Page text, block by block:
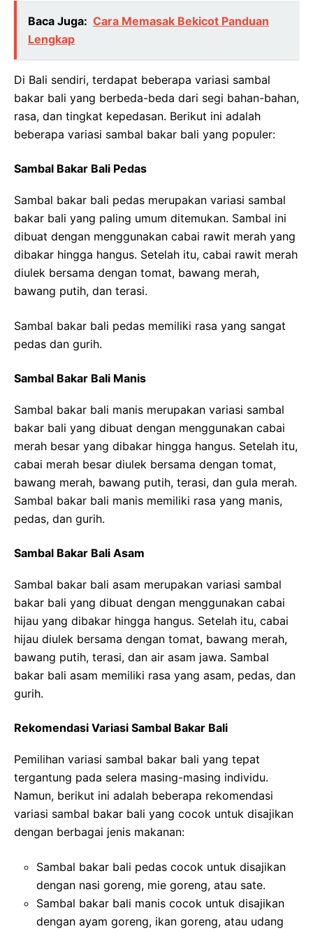
Baca Juga: Cara Memasak Bekicot Panduan
Lengkap
Di Bali sendiri, terdapat beberapa variasi sambal
bakar bali yang berbeda-beda dari segi bahan-bahan,
rasa, dan tingkat kepedasan. Berikut ini adalah
beberapa variasi sambal bakar bali yang populer:
Sambal Bakar Bali Pedas
Sambal bakar bali pedas merupakan variasi sambal
bakar bali yang paling umum ditemukan. Sambal ini
dibuat dengan menggunakan cabai rawit merah yang
dibakar hingga hangus. Setelah itu, cabai rawit merah
diulek bersama dengan tomat, bawang merah,
bawang putih, dan terasi.
Sambal bakar bali pedas memiliki rasa yang sangat
pedas dan gurih.
Sambal Bakar Bali Manis
Sambal bakar bali manis merupakan variasi sambal
bakar bali yang dibuat dengan menggunakan cabai
merah besar yang dibakar hingga hangus. Setelah itu,
cabai merah besar diulek bersama dengan tomat,
bawang merah, bawang putih, terasi, dan gula merah.
Sambal bakar bali manis memiliki rasa yang manis,
pedas, dan gurih.
Sambal Bakar Bali Asam
Sambal bakar bali asam merupakan variasi sambal
bakar bali yang dibuat dengan menggunakan cabai
hijau yang dibakar hingga hangus. Setelah itu, cabai
hijau diulek bersama dengan tomat, bawang merah,
bawang putih, terasi, dan air asam jawa. Sambal
bakar bali asam memiliki rasa yang asam, pedas, dan
gurih.
Rekomendasi Variasi Sambal Bakar Bali
Pemilihan variasi sambal bakar bali yang tepat
tergantung pada selera masing-masing individu.
Namun, berikut ini adalah beberapa rekomendasi
variasi sambal bakar bali yang cocok untuk disajikan
dengan berbagai jenis makanan:
Sambal bakar bali pedas cocok untuk disajikan
dengan nasi goreng, mie goreng, atau sate.
Sambal bakar bali manis cocok untuk disajikan
dengan ayam goreng, ikan goreng, atau udang